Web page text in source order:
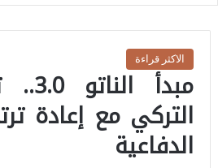
الاكثر قراءة
مبدأ
التركي مع إعادة
الدفاعية